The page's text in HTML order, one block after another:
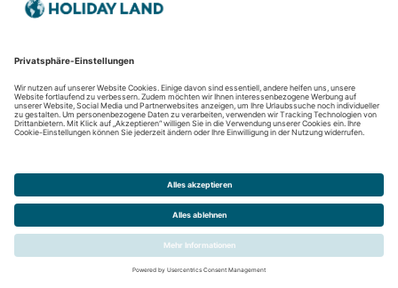
Reisehinweise
Reisemonitor
Online Check-In Informationen
Aktuelles
Newsletter
Folgen Sie uns auf: